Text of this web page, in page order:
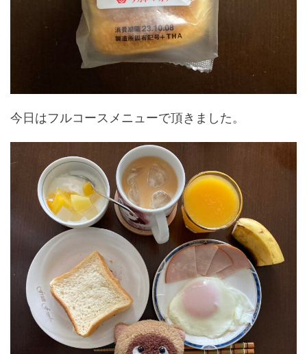
今日はフルコースメニューで頂きました。